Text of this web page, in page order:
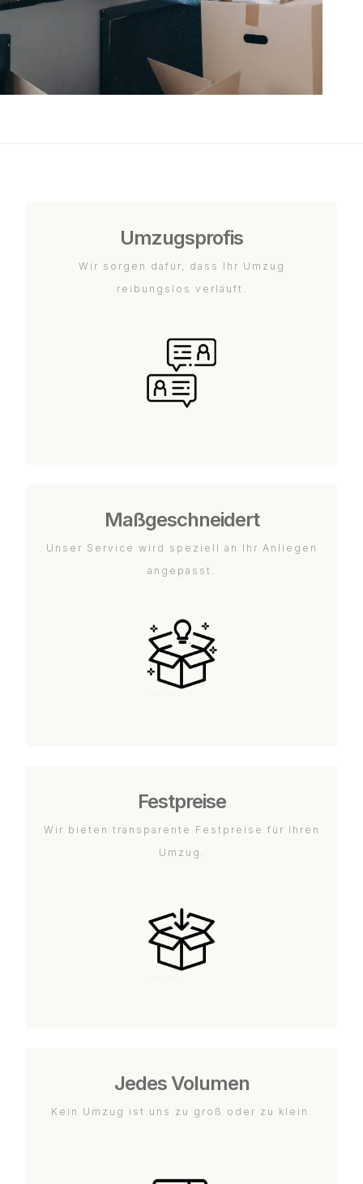
Umzugsprofis
Wir sorgen dafür, dass Ihr Umzug
reibungslos verläuft.
Maßgeschneidert
Unser Service wird speziell an Ihr Anliegen
angepasst.
Festpreise
Wir bieten transparente Festpreise für Ihren
Umzug.
Jedes Volumen
Kein Umzug ist uns zu groß oder zu klein.